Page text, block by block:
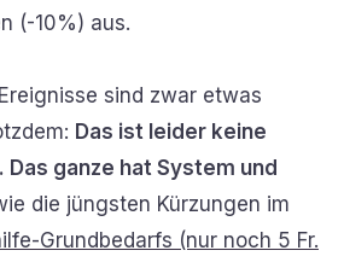
(-10%) aus.
sind zwar etwas
Das ist leider keine
ganze hat System und
die jüngsten Kürzungen im
Grundbedarfs (nur noch 5 Fr.